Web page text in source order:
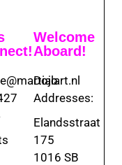
Welcome
Aboard!
Dojo
Addresses:
Elandsstraat
175
1016 SB